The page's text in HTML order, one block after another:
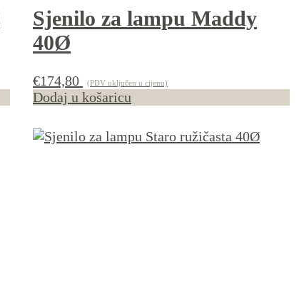
Sjenilo za lampu Maddy
40Ø
€174,80 (PDV uključen u cijenu)
Dodaj u košaricu